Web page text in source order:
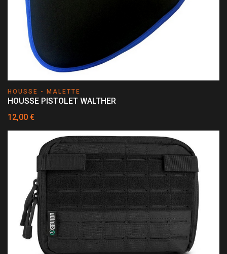
HOUSSE - MALETTE
HOUSSE PISTOLET WALTHER
12,00 €